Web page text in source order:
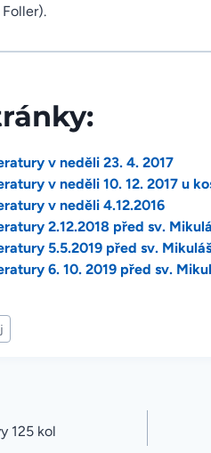
v neděli 23. 4. 2017
v neděli 10. 12. 2017 u
v neděli 4.12.2016
2.12.2018 před sv.
5.5.2019 před sv.
6. 10. 2019 před sv.
125 kol